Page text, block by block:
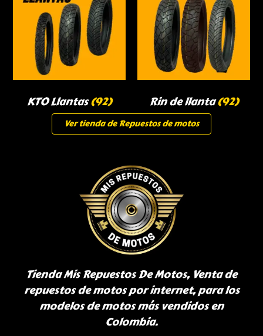
KTO Llantas(92) Rin de llanta(92)
Ver tienda de Repuestos de motos
Tienda Mis Repuestos De Motos, Venta de
repuestos de motos por internet, para los
modelos de motos más vendidos en
Colombia.